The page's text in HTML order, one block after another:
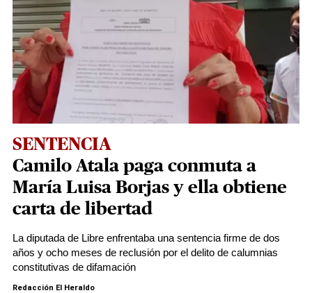
SENTENCIA
Camilo Atala paga conmuta a
María Luisa Borjas y ella obtiene
carta de libertad
La diputada de Libre enfrentaba una sentencia firme de dos
años y ocho meses de reclusión por el delito de calumnias
constitutivas de difamación
Redacción El Heraldo